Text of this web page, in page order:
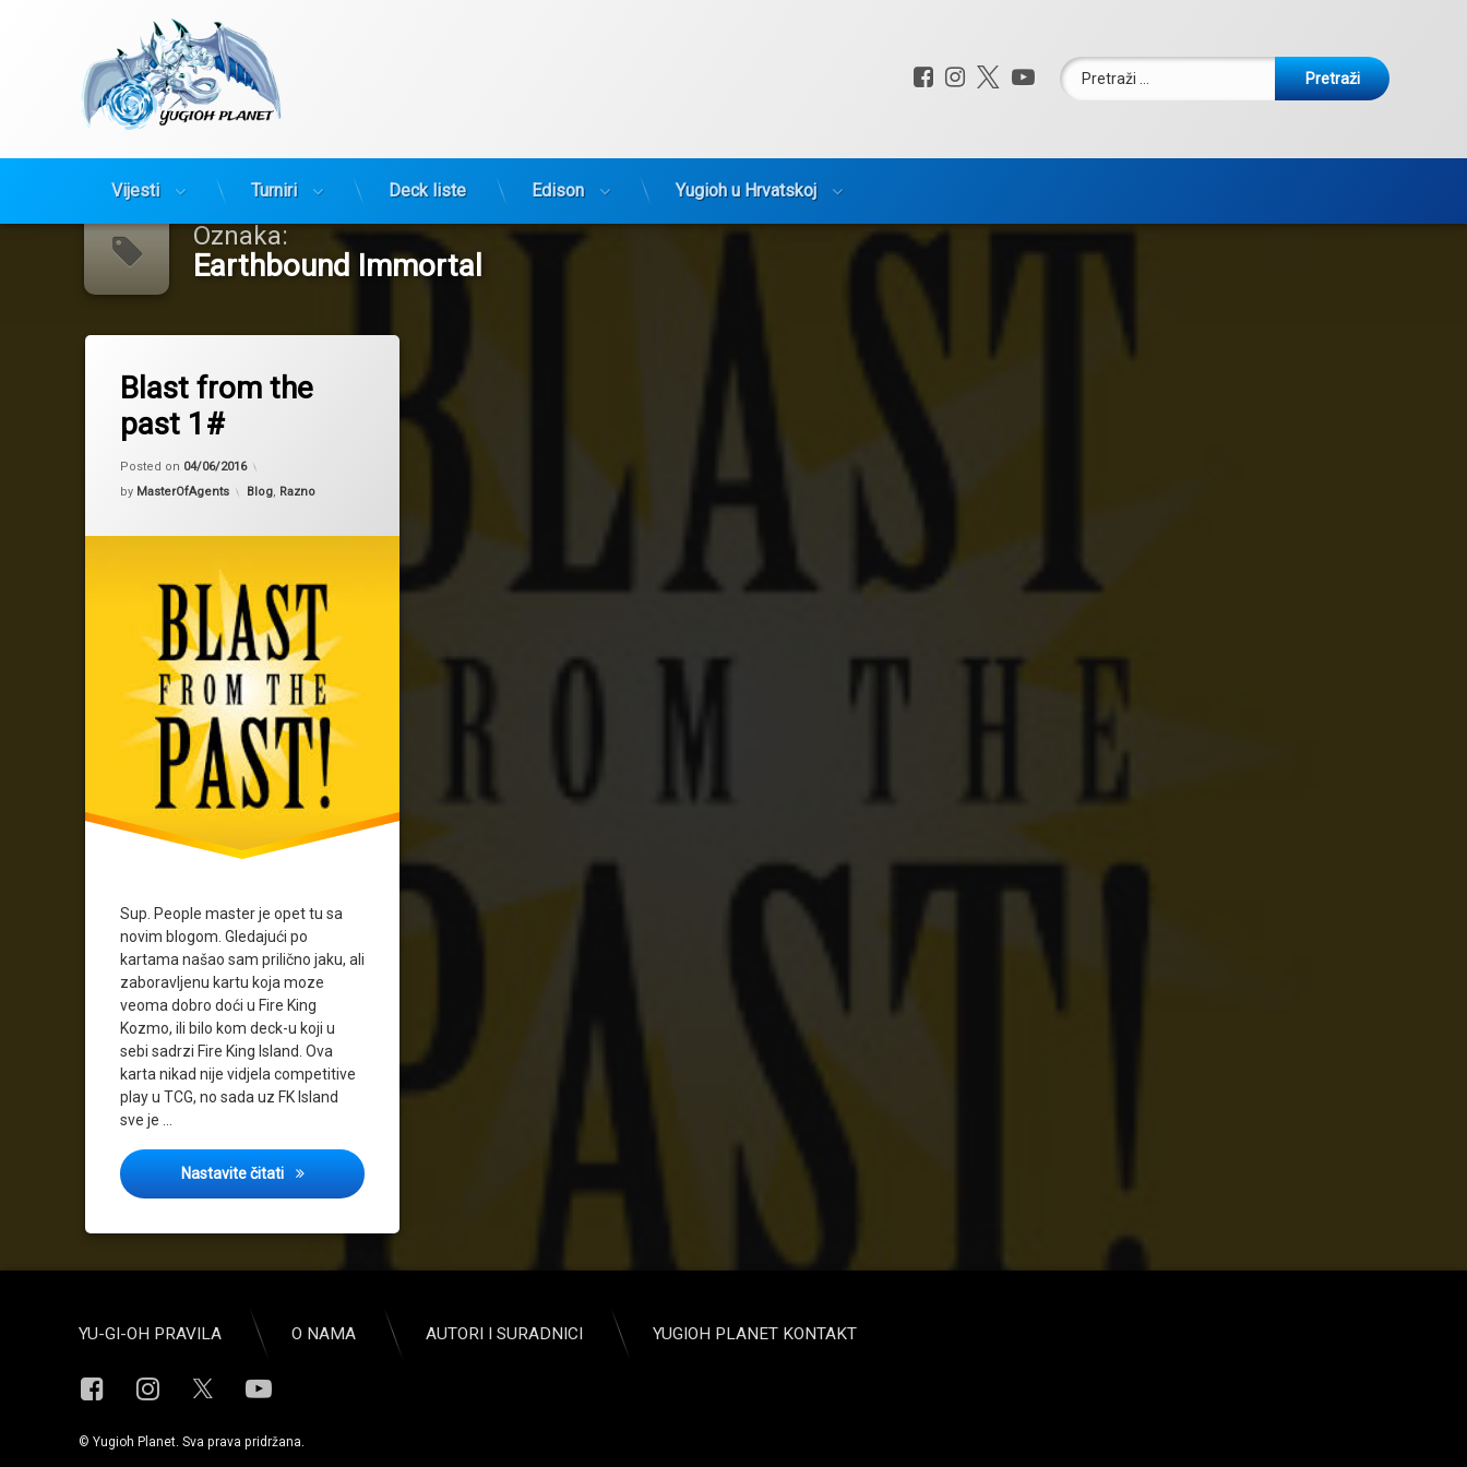
Facebook
Instagram
X.com
YouTube
Pretraži:
Vijesti Turniri Deck liste Edison Yugioh u Hrvatskoj
Oznaka:
Earthbound Immortal
Blast from the
past 1#
Posted on 04/06/2016
by MasterOfAgents Kategorije:
Blog, Razno
Sup. People master je opet tu sa
novim blogom. Gledajući po
kartama našao sam prilično jaku, ali
zaboravljenu kartu koja moze
veoma dobro doći u Fire King
Kozmo, ili bilo kom deck-u koji u
sebi sadrzi Fire King Island. Ova
karta nikad nije vidjela competitive
play u TCG, no sada uz FK Island
sve je …
Nastavite čitati Blast from the past 1#
Fire King
YU-GI-OH PRAVILA O NAMA AUTORI I SURADNICI YUGIOH PLANET KONTAKT
FacebookInstagramYouTube
© Yugioh Planet. Sva prava pridržana.